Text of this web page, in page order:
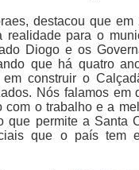
destacou que
para o
Diogo e os
que há quatro
construir o
Nós falamos em
com o trabalho e a
que permite a Santa
que o país tem